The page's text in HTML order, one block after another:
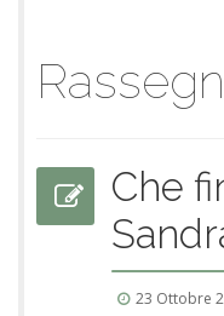
Che
23 Ottobre